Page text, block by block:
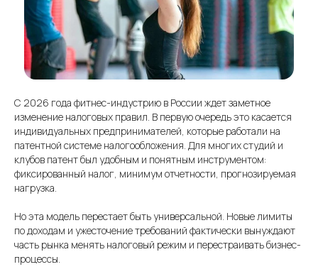
С 2026 года фитнес-индустрию в России ждет заметное
изменение налоговых правил. В первую очередь это касается
индивидуальных предпринимателей, которые работали на
патентной системе налогообложения. Для многих студий и
клубов патент был удобным и понятным инструментом:
фиксированный налог, минимум отчетности, прогнозируемая
нагрузка.
Но эта модель перестает быть универсальной. Новые лимиты
по доходам и ужесточение требований фактически вынуждают
часть рынка менять налоговый режим и перестраивать бизнес-
процессы.